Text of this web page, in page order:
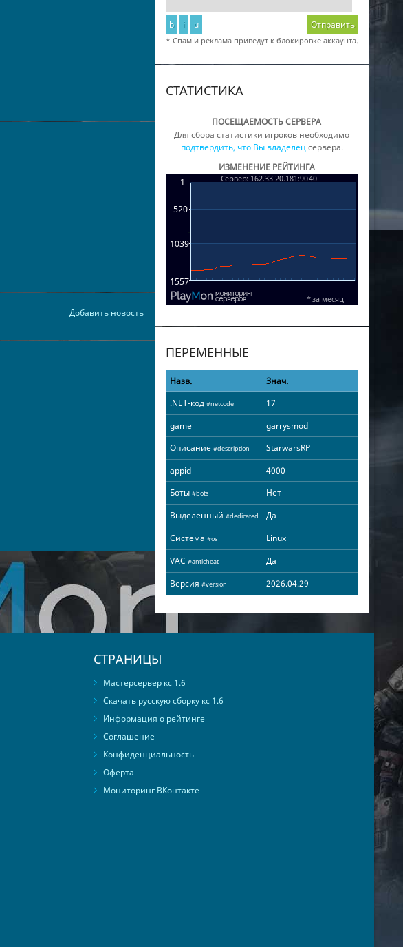
Добавить новость
b i u Отправить
* Спам и реклама приведут к блокировке аккаунта.
СТАТИСТИКА
ПОСЕЩАЕМОСТЬ СЕРВЕРА
Для сбора статистики игроков необходимо
подтвердить, что Вы владелецсервера.
ИЗМЕНЕНИЕ РЕЙТИНГА
ПЕРЕМЕННЫЕ
Назв.
Знач.
.NET-код #netcode
17
game
garrysmod
Описание #description
StarwarsRP
appid
4000
Боты #bots
Нет
Выделенный #dedicated
Да
Система #os
Linux
VAC #anticheat
Да
Версия #version 2026.04.29
СТРАНИЦЫ
Мастерсервер кс 1.6
Скачать русскую сборку кс 1.6
Информация о рейтинге
Соглашение
Конфиденциальность
Оферта
Мониторинг ВКонтакте